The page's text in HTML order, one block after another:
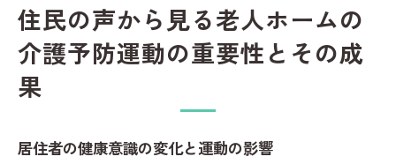
住民の声から見る老人ホームの
介護予防運動の重要性とその成
果
居住者の健康意識の変化と運動の影響